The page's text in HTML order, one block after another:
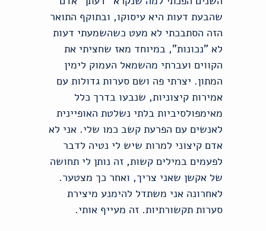
שהבעת דעות היא עיסוקו, ובתוקף התואר
הזה הסתבכתי לא מעט כשהשמעתי דעות
לא "נכונות", במיוחד מאז שחציתי את
הקווים ועברתי מהשמאל העמוק לימין
המתון. יצרתי פה ושם סערות גדולות עם
אמירות קיצוניות, שנבעו בדרך כלל
מאימפולסיביות בלתי נשלטת האופיינית
לאנשים עם הפרעת קשב כמו שלי. אני לא
אדם קיצוני למרות שיש לי נטיה לדבר
לפעמים במילים קשות, זה נותן לי תחושה
של אקשן שאני צריך, ואחר כך מצטער.
לאחרונה אני משתדל להימנע מיצירת
סערות תקשורתיות. זה מעייף אותי.